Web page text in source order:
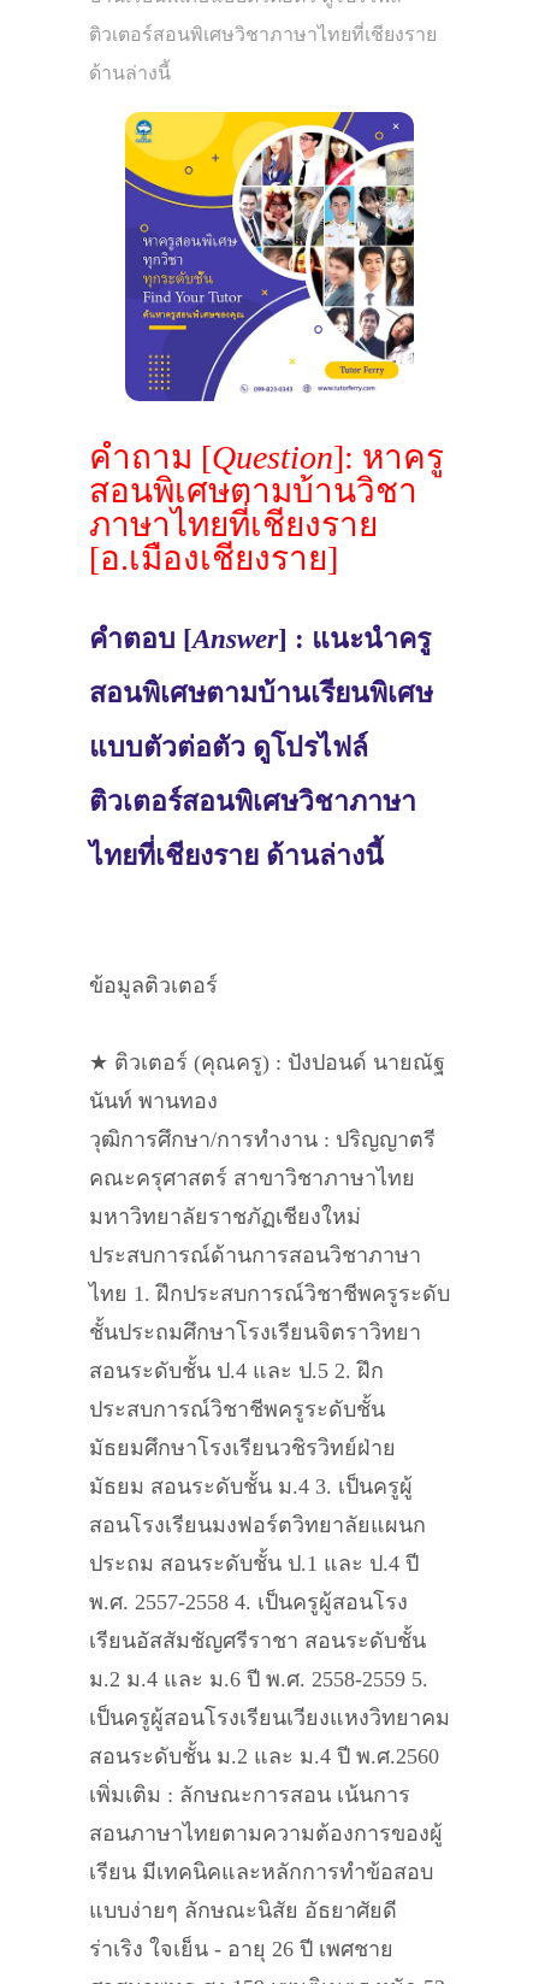
ติวเตอร์สอนพิเศษวิชาภาษาไทยที่เชียงราย
ด้านล่างนี้
คำถาม [Question]: หาครู
สอนพิเศษตามบ้านวิชา
ภาษาไทยที่เชียงราย
[อ.เมืองเชียงราย]
คำตอบ [Answer] : แนะนำครู
สอนพิเศษตามบ้านเรียนพิเศษ
แบบตัวต่อตัว ดูโปรไฟล์
ติวเตอร์สอนพิเศษวิชาภาษา
ไทยที่เชียงราย ด้านล่างนี้
ข้อมูลติวเตอร์
★ ติวเตอร์ (คุณครู) : ปังปอนด์ นายณัฐ
นันท์ พานทอง
วุฒิการศึกษา/การทำงาน : ปริญญาตรี
คณะครุศาสตร์ สาขาวิชาภาษาไทย
มหาวิทยาลัยราชภัฏเชียงใหม่
ประสบการณ์ด้านการสอนวิชาภาษา
ไทย 1. ฝึกประสบการณ์วิชาชีพครูระดับ
ชั้นประถมศึกษาโรงเรียนจิตราวิทยา
สอนระดับชั้น ป.4 และ ป.5 2. ฝึก
ประสบการณ์วิชาชีพครูระดับชั้น
มัธยมศึกษาโรงเรียนวชิรวิทย์ฝ่าย
มัธยม สอนระดับชั้น ม.4 3. เป็นครูผู้
สอนโรงเรียนมงฟอร์ตวิทยาลัยแผนก
ประถม สอนระดับชั้น ป.1 และ ป.4 ปี
พ.ศ. 2557-2558 4. เป็นครูผู้สอนโรง
เรียนอัสสัมชัญศรีราชา สอนระดับชั้น
ม.2 ม.4 และ ม.6 ปี พ.ศ. 2558-2559 5.
เป็นครูผู้สอนโรงเรียนเวียงแหงวิทยาคม
สอนระดับชั้น ม.2 และ ม.4 ปี พ.ศ.2560
เพิ่มเติม : ลักษณะการสอน เน้นการ
สอนภาษาไทยตามความต้องการของผู้
เรียน มีเทคนิคและหลักการทำข้อสอบ
แบบง่ายๆ ลักษณะนิสัย อัธยาศัยดี
ร่าเริง ใจเย็น - อายุ 26 ปี เพศชาย